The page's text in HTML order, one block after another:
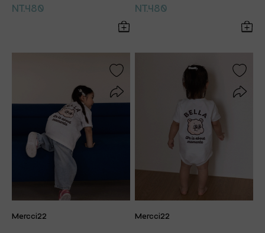
NT.480 NT.480
Mercci22 Mercci22